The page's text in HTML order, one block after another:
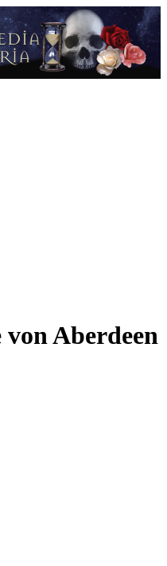
von Aberdeen